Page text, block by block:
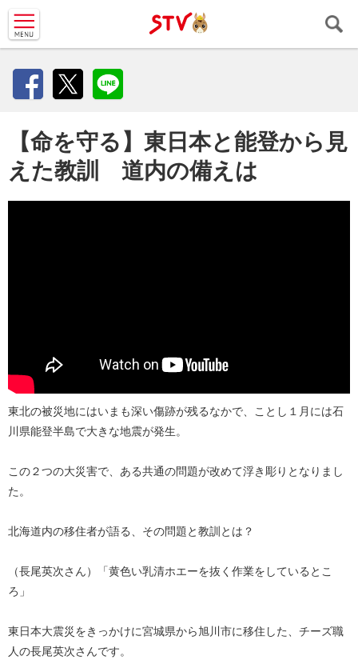
ＳＴＶ札
【命を守る】東日本と能登から見
えた教訓 道内の備えは
東北の被災地にはいまも深い傷跡が残るなかで、ことし１月には石
川県能登半島で大きな地震が発生。
この２つの大災害で、ある共通の問題が改めて浮き彫りとなりまし
た。
北海道内の移住者が語る、その問題と教訓とは？
（長尾英次さん）「黄色い乳清ホエーを抜く作業をしているとこ
ろ」
東日本大震災をきっかけに宮城県から旭川市に移住した、チーズ職
人の長尾英次さんです。